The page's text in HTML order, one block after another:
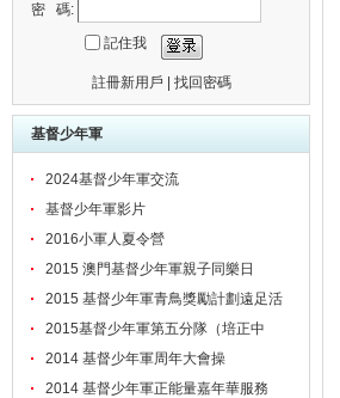
密 碼:
記住我
註冊新用戶 找回密碼
基督少年軍
2024基督少年軍交流
基督少年軍影片
2016小軍人夏令營
2015 澳門基督少年軍親子同樂日
2015 基督少年軍青鳥獎勵計劃遠足活
動日
2015基督少年軍第五分隊（培正中
學）八周年紀念檢閱禮、頒章暨立願禮
2014 基督少年軍周年大會操
2014 基督少年軍正能量嘉年華服務